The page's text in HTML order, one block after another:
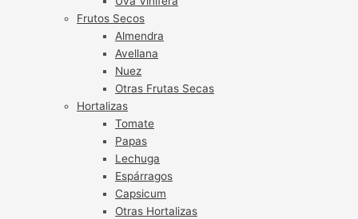
Frutos Secos
Almendra
Avellana
Nuez
Otras Frutas Secas
Hortalizas
Tomate
Papas
Lechuga
Espárragos
Capsicum
Otras Hortalizas